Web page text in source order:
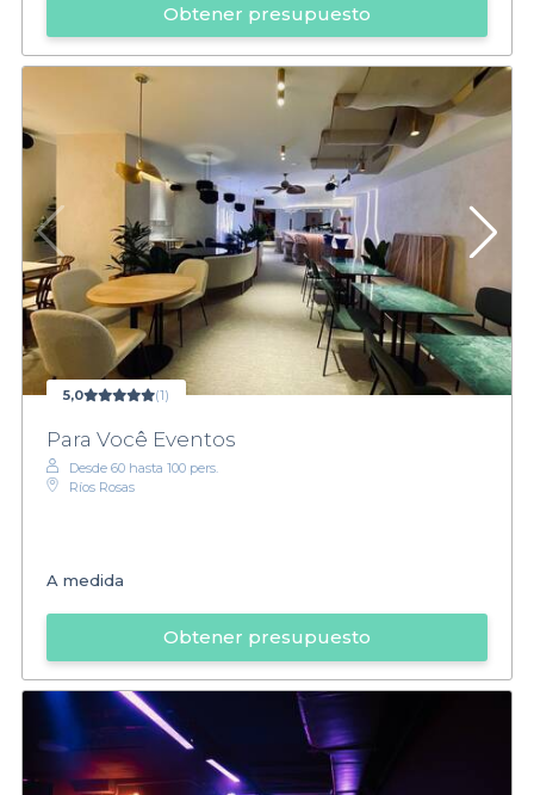
Obtener presupuesto
5,0 (1)
Para Você Eventos
Desde 60 hasta 100 pers.
Ríos Rosas
A medida
Obtener presupuesto